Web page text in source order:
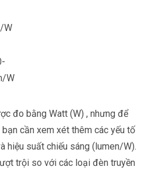
W
W
đo bằng Watt (W) , nhưng để
cần xem xét thêm các yếu tố
hiệu suất chiếu sáng (lumen/W).
trội so với các loại đèn truyền